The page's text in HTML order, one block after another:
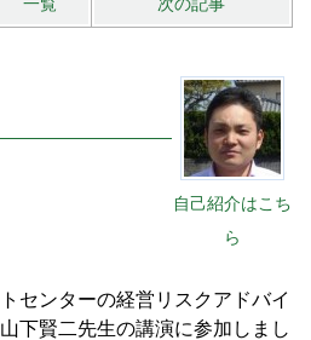
自己紹介はこち
ら
センターの経営リスクアドバイ
下賢二先生の講演に参加しまし